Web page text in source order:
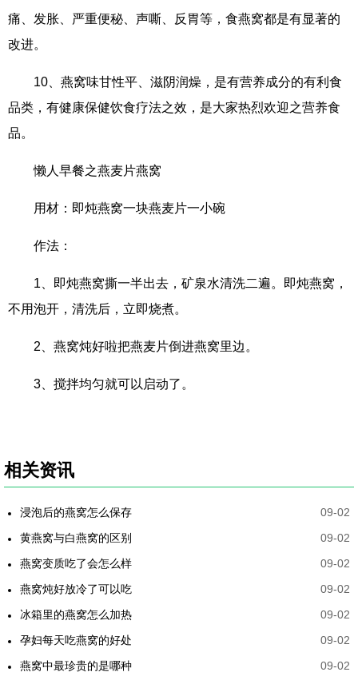
痛、发胀、严重便秘、声嘶、反胃等，食燕窝都是有显著的
改进。
10、燕窝味甘性平、滋阴润燥，是有营养成分的有利食
品类，有健康保健饮食疗法之效，是大家热烈欢迎之营养食
品。
懒人早餐之燕麦片燕窝
用材：即炖燕窝一块燕麦片一小碗
作法：
1、即炖燕窝撕一半出去，矿泉水清洗二遍。即炖燕窝，
不用泡开，清洗后，立即烧煮。
2、燕窝炖好啦把燕麦片倒进燕窝里边。
3、搅拌均匀就可以启动了。
相关资讯
浸泡后的燕窝怎么保存
09-02
黄燕窝与白燕窝的区别
09-02
燕窝变质吃了会怎么样
09-02
燕窝炖好放冷了可以吃
09-02
冰箱里的燕窝怎么加热
09-02
孕妇每天吃燕窝的好处
09-02
燕窝中最珍贵的是哪种
09-02